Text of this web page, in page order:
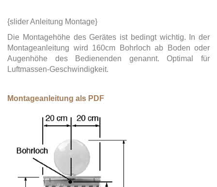
{slider Anleitung Montage}
Die Montagehöhe des Gerätes ist bedingt wichtig. In der
Montageanleitung wird 160cm Bohrloch ab Boden oder
Augenhöhe des Bedienenden genannt. Optimal für
Luftmassen-Geschwindigkeit.
Montageanleitung als PDF